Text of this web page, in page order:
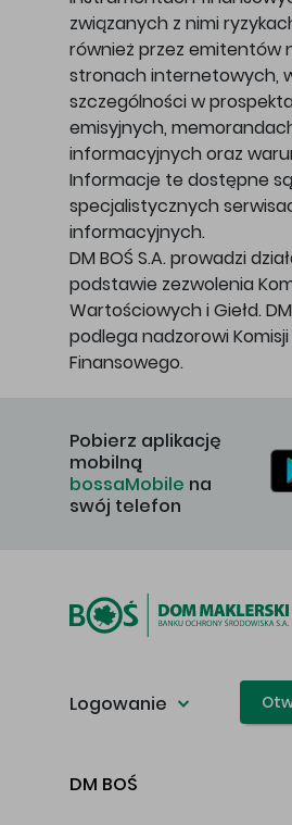
związanych z nimi
również przez emitentów
stronach internetowych,
szczególności w
emisyjnych,
informacyjnych oraz
Informacje te dostępne
specjalistycznych
informacyjnych.
DM BOŚ S.A. prowadzi
podstawie zezwolenia
Wartościowych i Giełd. DM
podlega nadzorowi
Finansowego.
Pobierz aplikację
mobilną
bossaMobile na
swój telefon
Logowanie
DM BOŚ